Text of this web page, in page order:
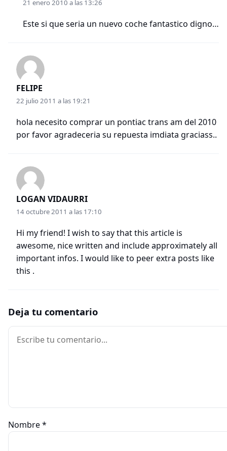
21 enero 2010 a las 13:26
Este si que seria un nuevo coche fantastico digno…
FELIPE
22 julio 2011 a las 19:21
hola necesito comprar un pontiac trans am del 2010
por favor agradeceria su repuesta imdiata graciass..
LOGAN VIDAURRI
14 octubre 2011 a las 17:10
Hi my friend! I wish to say that this article is
awesome, nice written and include approximately all
important infos. I would like to peer extra posts like
this .
Deja tu comentario
Comentario
Nombre*